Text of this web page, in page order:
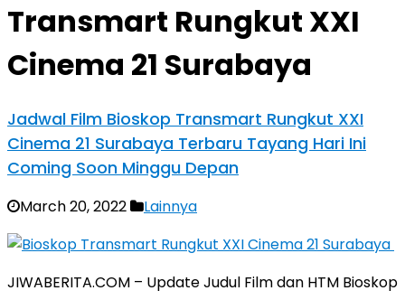
Transmart Rungkut XXI
Cinema 21 Surabaya
Jadwal Film Bioskop Transmart Rungkut XXI
Cinema 21 Surabaya Terbaru Tayang Hari Ini
Coming Soon Minggu Depan
March 20, 2022 Lainnya
JIWABERITA.COM – Update Judul Film dan HTM Bioskop